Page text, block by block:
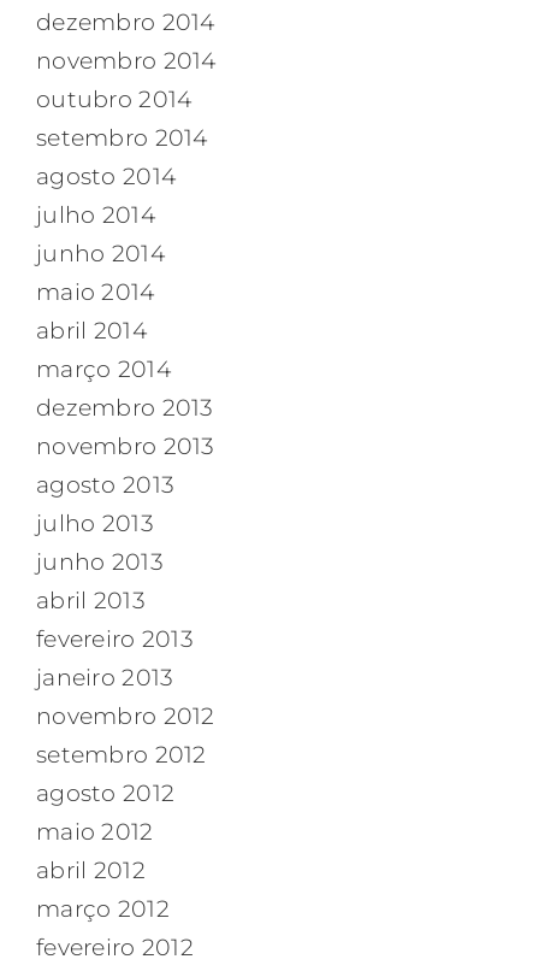
dezembro 2014
novembro 2014
outubro 2014
setembro 2014
agosto 2014
julho 2014
junho 2014
maio 2014
abril 2014
março 2014
dezembro 2013
novembro 2013
agosto 2013
julho 2013
junho 2013
abril 2013
fevereiro 2013
janeiro 2013
novembro 2012
setembro 2012
agosto 2012
maio 2012
abril 2012
março 2012
fevereiro 2012